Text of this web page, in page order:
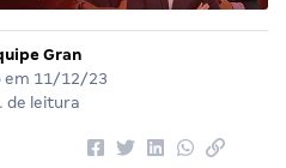
Gran
em 11/12/23
de leitura